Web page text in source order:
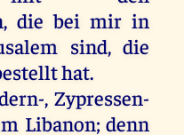
die bei mir in
sind,die
hat.
, Zypressen-
Libanon;denn